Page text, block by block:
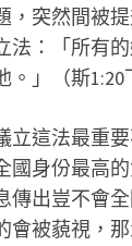
，突然間被
法：「所有
。」（斯1:20
立這法最重
國身份最高
傳出豈不會
會被藐視，